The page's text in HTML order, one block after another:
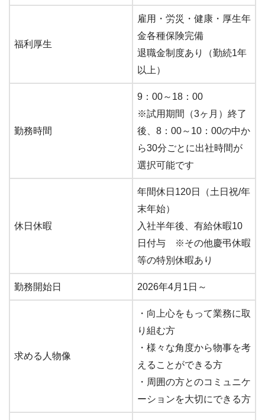
福利厚生
雇用・労災・健康・厚生年
金各種保険完備
退職金制度あり（勤続1年
以上）
勤務時間
9：00～18：00
※試用期間（3ヶ月）終了
後、8：00～10：00の中か
ら30分ごとに出社時間が
選択可能です
休日休暇
年間休日120日（土日祝/年
末年始）
入社半年後、有給休暇10
日付与 ※その他慶弔休暇
等の特別休暇あり
勤務開始日 2026年4月1日～
求める人物像
・向上心をもって業務に取
り組む方
・様々な角度から物事を考
えることができる方
・周囲の方とのコミュニケ
ーションを大切にできる方